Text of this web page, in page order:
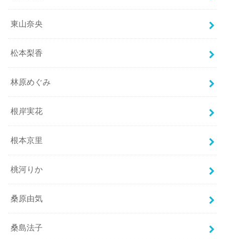
東山奈央
松本梨香
林原めぐみ
根岸実花
根本京里
桃河りか
桑原由気
桑島法子